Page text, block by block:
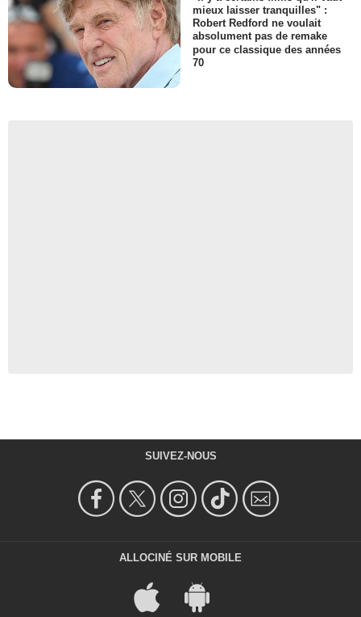
mieux laisser tranquilles" :
Robert Redford ne voulait
absolument pas de remake
pour ce classique des années
70
SUIVEZ-NOUS
ALLOCINÉ SUR MOBILE